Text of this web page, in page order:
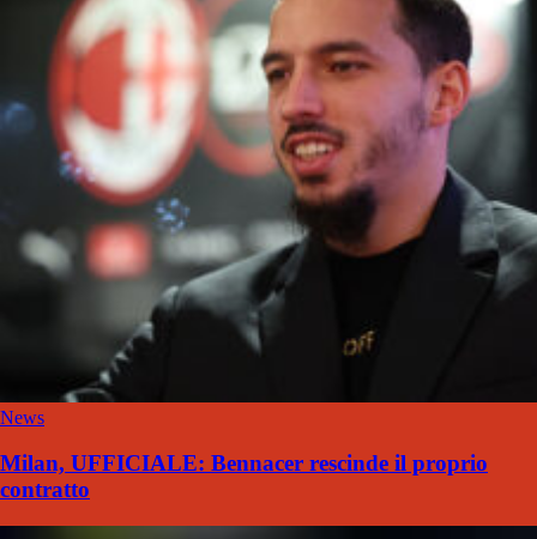
News
Milan, UFFICIALE: Bennacer rescinde il proprio
contratto